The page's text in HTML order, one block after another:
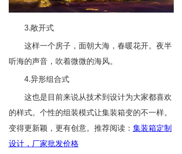
3.敞开式
这样一个房子，面朝大海，春暖花开。夜半
听海的声音，吹着微微的海风。
4.异形组合式
这也是目前来说从技术到设计为大家都喜欢
的样式。个性的组装模式让集装箱变的不一样。
变得更新颖，更有创意。推荐阅读： 集装箱定制
设计，厂家批发价格